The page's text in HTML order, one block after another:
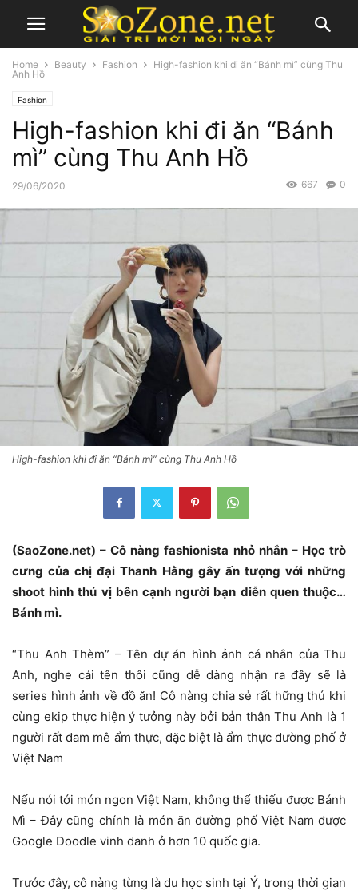
Home Beauty Fashion
High-fashion khi đi ăn “Bánh mì” cùng Thu
Anh Hồ
Fashion
High-fashion khi đi ăn “Bánh
mì” cùng Thu Anh Hồ
29/06/2020 0
667
High-fashion khi đi ăn “Bánh mì” cùng Thu Anh Hồ
(SaoZone.net) – Cô nàng fashionista nhỏ nhắn – Học trò
cưng của chị đại Thanh Hằng gây ấn tượng với những
shoot hình thú vị bên cạnh người bạn diễn quen thuộc…
Bánh mì.
“Thu Anh Thèm” – Tên dự án hình ảnh cá nhân của Thu
Anh, nghe cái tên thôi cũng dễ dàng nhận ra đây sẽ là
series hình ảnh về đồ ăn! Cô nàng chia sẻ rất hững thú khi
cùng ekip thực hiện ý tưởng này bởi bản thân Thu Anh là 1
người rất đam mê ẩm thực, đặc biệt là ẩm thực đường phố ở
Việt Nam
Nếu nói tới món ngon Việt Nam, không thể thiếu được Bánh
Mì – Đây cũng chính là món ăn đường phố Việt Nam được
Google Doodle vinh danh ở hơn 10 quốc gia.
Trước đây, cô nàng từng là du học sinh tại Ý, trong thời gian